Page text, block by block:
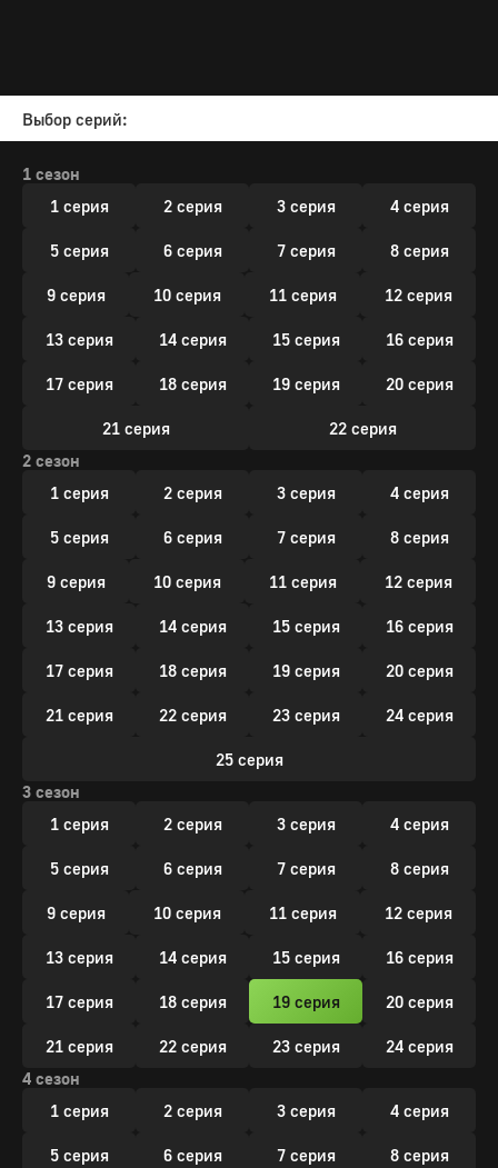
Выбор серий:
1 сезон
1 серия
2 серия 3 серия 4 серия
5 серия 6 серия 7 серия 8 серия
9 серия 10 серия 11 серия 12 серия
13 серия 14 серия 15 серия 16 серия
17 серия 18 серия 19 серия 20 серия
21 серия
22 серия
2 сезон
1 серия
2 серия 3 серия 4 серия
5 серия 6 серия 7 серия 8 серия
9 серия 10 серия 11 серия 12 серия
13 серия 14 серия 15 серия 16 серия
17 серия 18 серия 19 серия 20 серия
21 серия 22 серия 23 серия 24 серия
25 серия
3 сезон
1 серия
2 серия 3 серия 4 серия
5 серия 6 серия 7 серия 8 серия
9 серия 10 серия 11 серия 12 серия
13 серия 14 серия 15 серия 16 серия
17 серия 18 серия 19 серия 20 серия
21 серия 22 серия 23 серия
24 серия
4 сезон
1 серия
2 серия 3 серия 4 серия
5 серия 6 серия 7 серия 8 серия